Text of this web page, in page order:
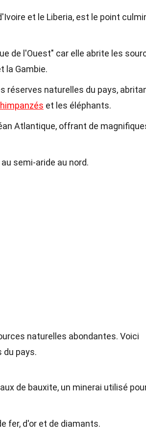
et le Liberia, est le point
de l'Ouest" car elle abrite les
la Gambie.
réserves naturelles du pays,
et les éléphants.
Atlantique, offrant de
semi-aride au nord.
naturelles abondantes. Voici
pays.
de bauxite, un minerai utilisé
fer, d'or et de diamants.